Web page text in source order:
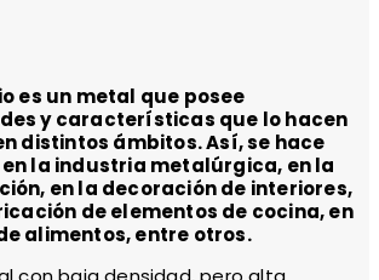
es un metal que posee
y características que lo hacen
distintos ámbitos. Así, se hace
la industria metalúrgica, en la
en la decoración de interiores,
de elementos de cocina, en
alimentos, entre otros.